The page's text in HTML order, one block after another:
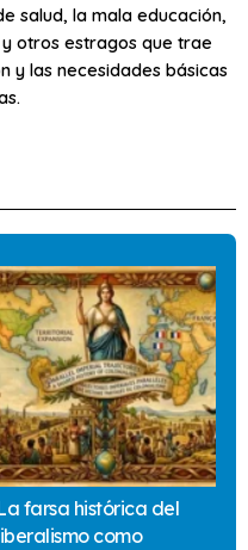
salud, la mala educación,
otros estragos que trae
y las necesidades básicas
farsa histórica del
como